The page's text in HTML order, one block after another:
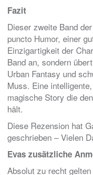
Fazit
Dieser zweite Band
puncto Humor, einer
Einzigartigkeit der
Band an, sondern
Urban Fantasy und
Muss. Eine
magische Story die
hält.
Diese Rezension hat
geschrieben – Vielen
Evas zusätzliche
Absolut zu recht